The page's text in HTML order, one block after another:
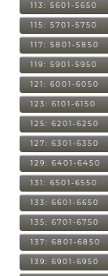
113: 5601-5650
115: 5701-5750
117: 5801-5850
119: 5901-5950
121: 6001-6050
123: 6101-6150
125: 6201-6250
127: 6301-6350
129: 6401-6450
131: 6501-6550
133: 6601-6650
135: 6701-6750
137: 6801-6850
139: 6901-6950